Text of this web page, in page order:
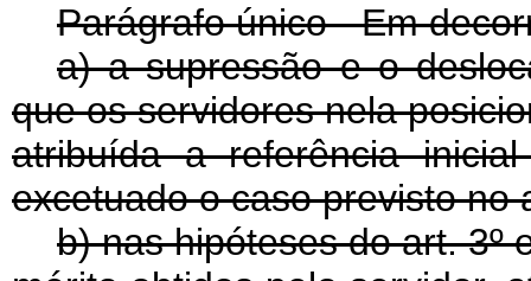
Parágrafo único - Em
a) a supressão e o
que os servidores nela
atribuída a referência
excetuado o caso previsto no
b) nas hipóteses do art. 3º